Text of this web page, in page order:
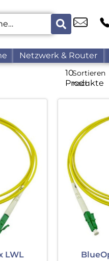
Netzwerk & Router
10
Produkte
Sortieren
nach
LWL